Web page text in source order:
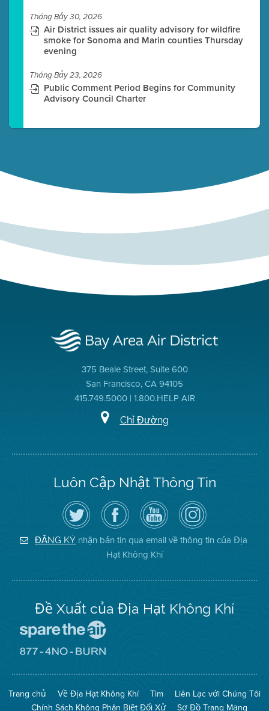
Tháng Bảy 30, 2026
Air District issues air quality advisory for wildfire
smoke for Sonoma and Marin counties Thursday
evening
Tháng Bảy 23, 2026
Public Comment Period Begins for Community
Advisory Council Charter
375 Beale Street, Suite 600
San Francisco, CA 94105
415.749.5000 | 1.800.HELP AIR
Chỉ Đường
Luôn Cập Nhật Thông Tin
Hãy
theo
dõi
Địa
Hạt
Không
Truy
cập
Trang
Facebook
của
Địa
Hạt
Kênh
YouTube
của
Địa
Hạt
Không
Khí
Air
District
on
Instagram
ĐĂNG KÝ nhận bản tin qua email về thông tin của Địa
Hạt Không Khí
Đề Xuất của Địa Hạt Không Khí
The
(Bảo
Toàn
Mạng
No
Burn
Trang chủ Về Địa Hạt Không Khí Tìm
Liên Lạc với Chúng Tôi
Chính Sách Không Phân Biệt Đối Xử
Sơ Đồ Trang Mạng